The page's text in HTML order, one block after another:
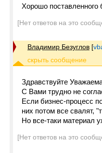
Хорошо поставленного
[Нет ответов на это
Владимир Безуглов [
Здравствуйте
С Вами трудно не
Если бизнес-процесс
них потом все свалят,
Но все-таки материал
[Нет ответов на это